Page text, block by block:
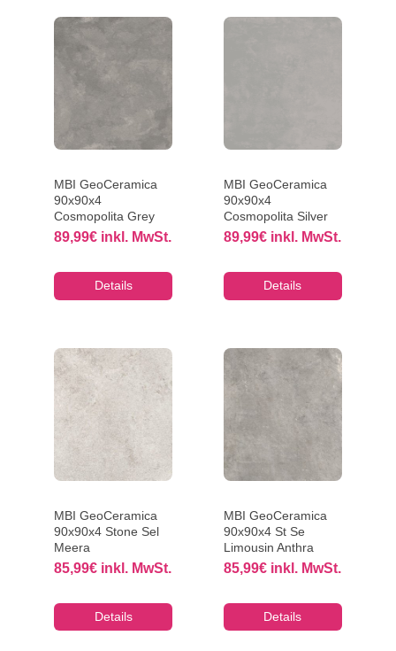
MBI GeoCeramica
90x90x4
Cosmopolita Grey
89,99€ inkl. MwSt.
Details
MBI GeoCeramica
90x90x4
Cosmopolita Silver
89,99€ inkl. MwSt.
Details
MBI GeoCeramica
90x90x4 Stone Sel
Meera
85,99€ inkl. MwSt.
Details
MBI GeoCeramica
90x90x4 St Se
Limousin Anthra
85,99€ inkl. MwSt.
Details